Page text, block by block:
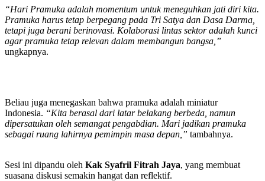
“Hari Pramuka adalah momentum untuk meneguhkan jati diri kita.
Pramuka harus tetap berpegang pada Tri Satya dan Dasa Darma,
tetapi juga berani berinovasi. Kolaborasi lintas sektor adalah kunci
agar pramuka tetap relevan dalam membangun bangsa,”
ungkapnya.
Beliau juga menegaskan bahwa pramuka adalah miniatur
Indonesia. “Kita berasal dari latar belakang berbeda, namun
dipersatukan oleh semangat pengabdian. Mari jadikan pramuka
sebagai ruang lahirnya pemimpin masa depan,” tambahnya.
Sesi ini dipandu oleh Kak Syafril Fitrah Jaya, yang membuat
suasana diskusi semakin hangat dan reflektif.